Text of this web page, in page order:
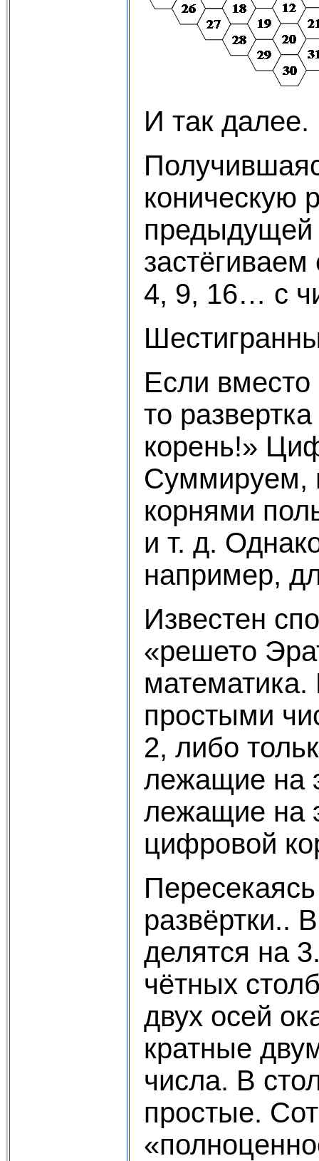
И так далее.
коническую
предыдущей
4, 9, 16… с
Если
то
корень!»
Суммируем,
корнями
и т. д.
например,
Известен
«решето
математика.
простыми
2, либо
лежащие на
лежащие на
цифровой
развёртки..
делятся на
чётных
двух осей
кратные
числа. В
простые.